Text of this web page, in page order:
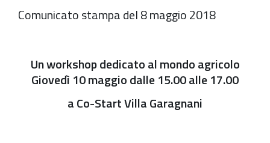
Comunicato stampa del 8 maggio 2018
Un workshop dedicato al mondo agricolo
Giovedì 10 maggio dalle 15.00 alle 17.00
a Co-Start Villa Garagnani